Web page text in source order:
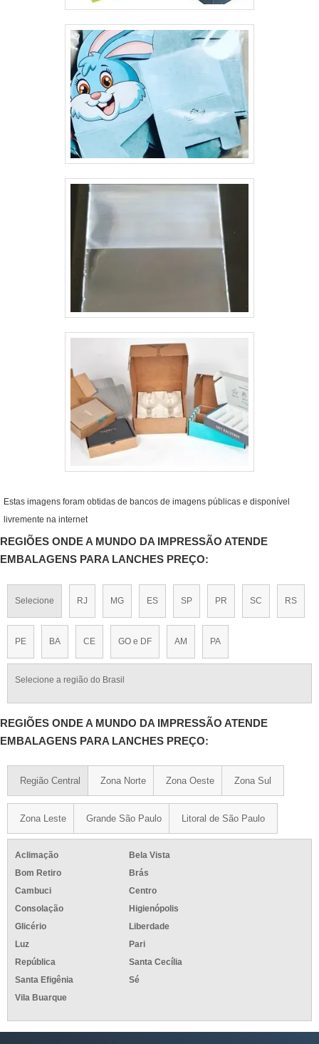
Estas imagens foram obtidas de bancos de imagens públicas e disponível
livremente na internet
REGIÕES ONDE A MUNDO DA IMPRESSÃO ATENDE
EMBALAGENS PARA LANCHES PREÇO:
Selecione RJ MG ES SP PR SC RS
PE BA CE GO e DF AM PA
Selecione a região do Brasil
REGIÕES ONDE A MUNDO DA IMPRESSÃO ATENDE
EMBALAGENS PARA LANCHES PREÇO:
Região Central Zona Norte Zona Oeste Zona Sul
Zona Leste Grande São Paulo Litoral de São Paulo
Aclimação
Bela Vista
Bom Retiro
Brás
Cambuci
Centro
Consolação
Higienópolis
Glicério
Liberdade
Luz
Pari
República
Santa Cecília
Santa Efigênia
Sé
Vila Buarque